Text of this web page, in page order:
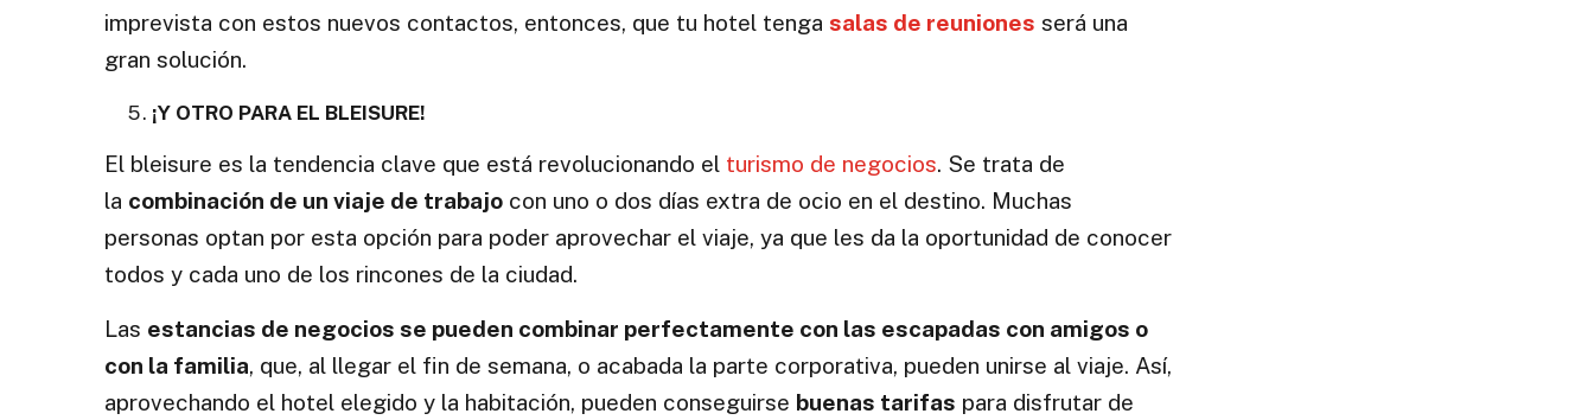
imprevista con estos nuevos contactos, entonces, que tu hotel tenga salas de reuniones será una
gran solución.
¡Y OTRO PARA EL BLEISURE!
El bleisure es la tendencia clave que está revolucionando el turismo de negocios. Se trata de
la combinación de un viaje de trabajo con uno o dos días extra de ocio en el destino. Muchas
personas optan por esta opción para poder aprovechar el viaje, ya que les da la oportunidad de conocer
todos y cada uno de los rincones de la ciudad.
Las estancias de negocios se pueden combinar perfectamente con las escapadas con amigos o
con la familia, que, al llegar el fin de semana, o acabada la parte corporativa, pueden unirse al viaje. Así,
aprovechando el hotel elegido y la habitación, pueden conseguirse buenas tarifas para disfrutar de